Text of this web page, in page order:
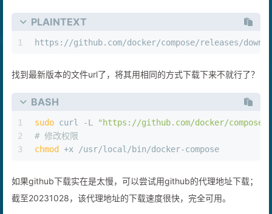
PLAINTEXT
1 https://github.com/docker/compose/releases/
找到最新版本的文件url了，将其用相同的方式下载下来不就行了？
BASH
1
2
3
sudo curl -L
"https://github.com/docker/compose/
# 修改权限
chmod
+x /usr/local/bin/docker-compose
如果github下载实在是太慢，可以尝试用github的代理地址下载；
截至20231028，该代理地址的下载速度很快，完全可用。